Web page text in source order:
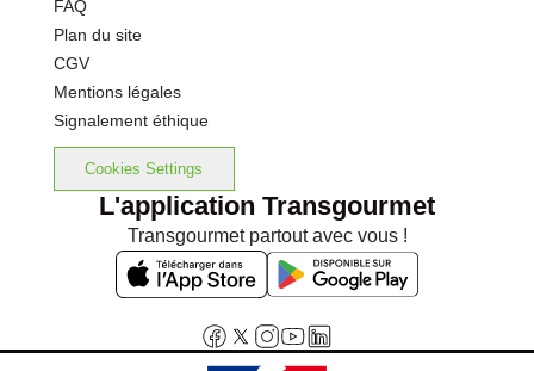
FAQ
Plan du site
CGV
Mentions légales
Signalement éthique
Cookies Settings
L'application Transgourmet
Transgourmet partout avec vous !